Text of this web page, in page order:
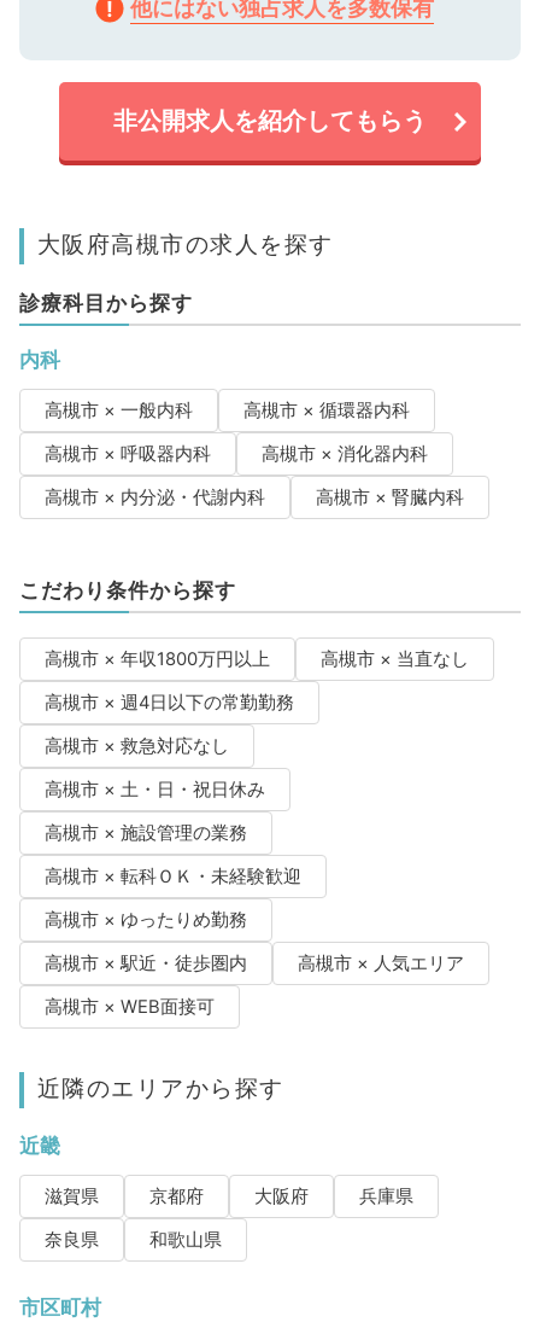
他にはない独占求人を多数保有
非公開求人を紹介してもらう
大阪府高槻市の求人を探す
診療科目から探す
内科
高槻市 × 一般内科
高槻市 × 循環器内科
高槻市 × 呼吸器内科
高槻市 × 消化器内科
高槻市 × 内分泌・代謝内科
高槻市 × 腎臓内科
こだわり条件から探す
高槻市 × 年収1800万円以上
高槻市 × 当直なし
高槻市 × 週4日以下の常勤勤務
高槻市 × 救急対応なし
高槻市 × 土・日・祝日休み
高槻市 × 施設管理の業務
高槻市 × 転科ＯＫ・未経験歓迎
高槻市 × ゆったりめ勤務
高槻市 × 駅近・徒歩圏内
高槻市 × 人気エリア
高槻市 × WEB面接可
近隣のエリアから探す
近畿
滋賀県 京都府 大阪府
兵庫県
奈良県
和歌山県
市区町村